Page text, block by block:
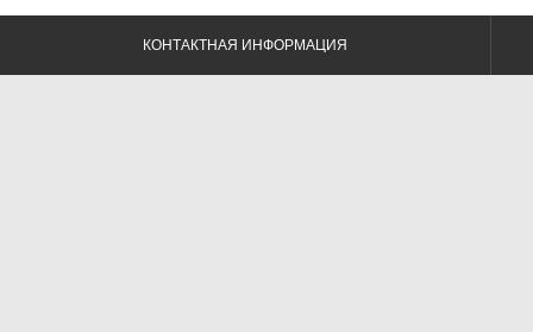
КОНТАКТНАЯ ИНФОРМАЦИЯ